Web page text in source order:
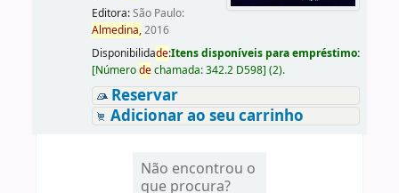
Editora:São Paulo:
Almedina,2016
Disponibilidade:Itens disponíveis para empréstimo:
[Númerodechamada:342.2 D598] (2).
Reservar
Adicionar ao seu carrinho
Não encontrou o
que procura?